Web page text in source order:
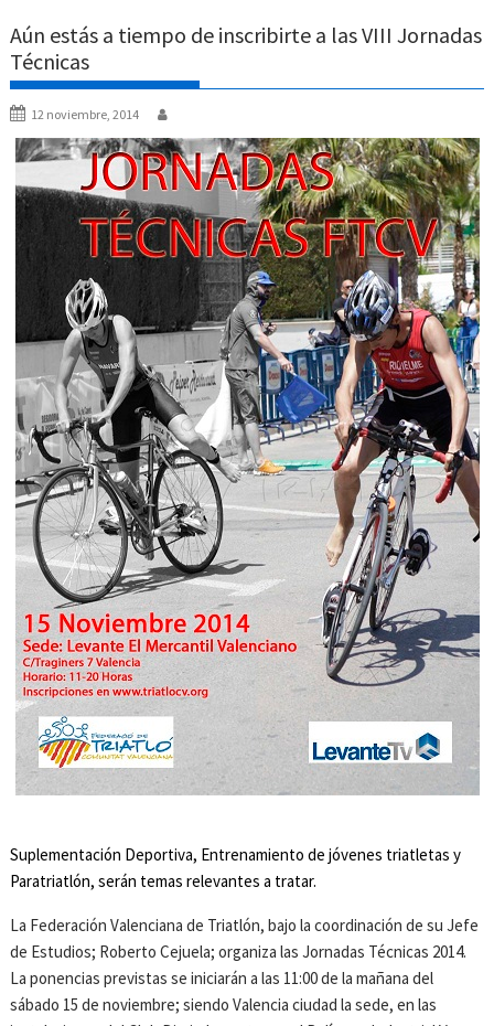
Aún estás a tiempo de inscribirte a las VIII Jornadas
Técnicas
12 noviembre, 2014
Suplementación Deportiva, Entrenamiento de jóvenes triatletas y
Paratriatlón, serán temas relevantes a tratar.
La Federación Valenciana de Triatlón, bajo la coordinación de su Jefe
de Estudios; Roberto Cejuela; organiza las Jornadas Técnicas 2014.
La ponencias previstas se iniciarán a las 11:00 de la mañana del
sábado 15 de noviembre; siendo Valencia ciudad la sede, en las